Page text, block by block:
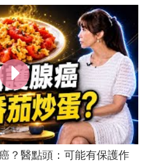
？醫點頭：可能有保護作